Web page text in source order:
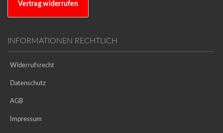
Vertrag widerrufen
INFORMATIONEN RECHTLICH
Widerrufsrecht
Datenschutz
AGB
Impressum